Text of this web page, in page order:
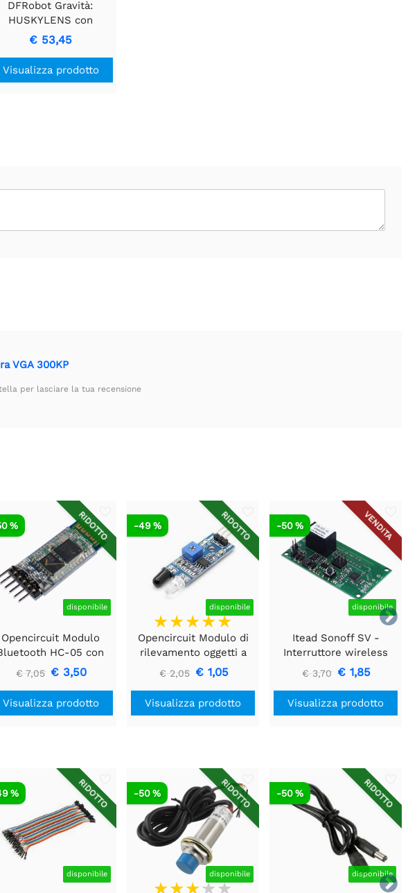
DFRobot Gravità:
HUSKYLENS con
custodia in silicone
€ 53,45
Visualizza prodotto
VGA 300KP
per lasciare la tua recensione

RIDOTTO
disponibile
%
Opencircuit Modulo
HC-05 con
adattatore - clone
€ 7,05 € 3,50
Visualizza prodotto
RIDOTTO
disponibile
-49 %
Opencircuit Modulo di
rilevamento oggetti a
infrarossi
€ 2,05 € 1,05
Visualizza prodotto
VENDITA
disponibile
-50 %
Itead Sonoff SV -
Interruttore wireless
WiFi a tensione sicura
€ 3,70 € 1,85
Visualizza prodotto

RIDOTTO
disponibile
% RIDOTTO
disponibile
-50 % RIDOTTO
disponibile
-50 %